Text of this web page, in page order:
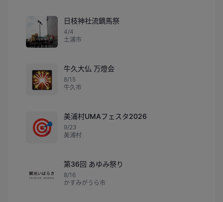
日枝神社流鏑馬祭
4/4
土浦市
🎇
牛久大仏 万燈会
8/15
牛久市
🎯
美浦村UMAフェスタ2026
9/23
美浦村
第36回 あゆみ祭り
8/16
かすみがうら市